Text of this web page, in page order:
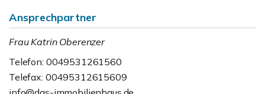
Ansprechpartner
Frau Katrin Oberenzer
Telefon: 0049531261560
Telefax: 00495312615609